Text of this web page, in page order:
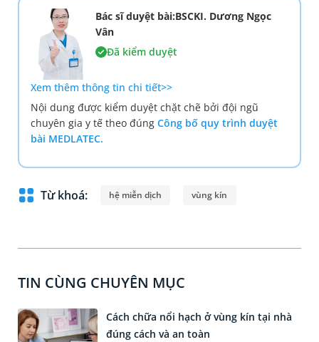
Bác sĩ duyệt bài:BSCKI. Dương Ngọc
Vân
Đã kiểm duyệt
Xem thêm thông tin chi tiết>>
Nội dung được kiểm duyệt chặt chẽ bởi đội ngũ
chuyên gia y tế theo đúng Công bố quy trình duyệt
bài MEDLATEC.
Từ khoá: hệ miễn dịch vùng kín
TIN CÙNG CHUYÊN MỤC
Cách chữa nổi hạch ở vùng kín tại nhà
đúng cách và an toàn